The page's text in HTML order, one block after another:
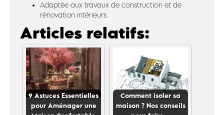
Adaptée aux travaux de construction et de
rénovation intérieurs
Articles relatifs:
9 Astuces Essentielles
pour Aménager une
Comment isoler sa
maison ? Nos conseils